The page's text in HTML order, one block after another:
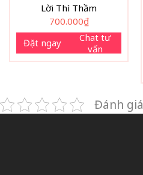
Lời Thì Thầm
700.000₫
Đặt ngay
Chat tư
vấn
Đánh giá